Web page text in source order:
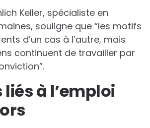
Keller, spécialiste en
souligne que “les motifs
d’un cas à l’autre, mais
continuent de travailler par
liés à l’emploi